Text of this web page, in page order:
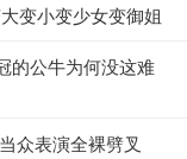
变小变少女变御姐
的公牛为何没这难
众表演全裸劈叉